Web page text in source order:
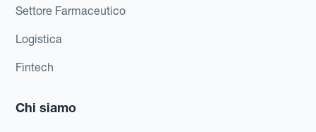
Settore Farmaceutico
Logistica
Fintech
Chi siamo